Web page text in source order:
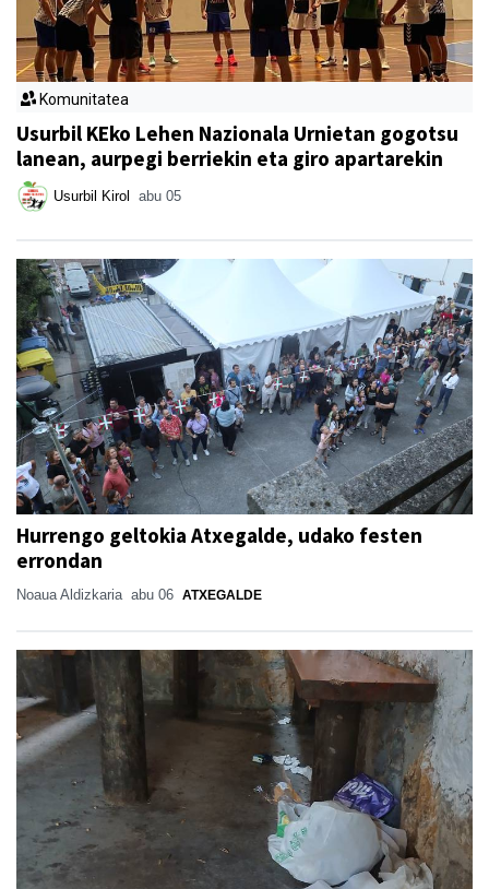
Komunitatea
Usurbil KEko Lehen Nazionala Urnietan gogotsu
lanean, aurpegi berriekin eta giro apartarekin
Usurbil Kirol abu 05
Hurrengo geltokia Atxegalde, udako festen
errondan
Noaua Aldizkaria abu 06 ATXEGALDE